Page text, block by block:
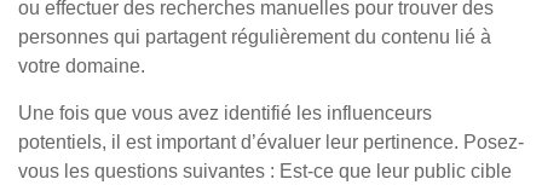
ou effectuer des recherches manuelles pour trouver des
personnes qui partagent régulièrement du contenu lié à
votre domaine.
Une fois que vous avez identifié les influenceurs
potentiels, il est important d’évaluer leur pertinence. Posez-
vous les questions suivantes : Est-ce que leur public cible